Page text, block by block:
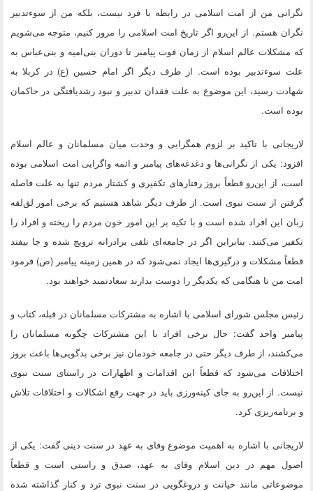
نگرانی من از امت اسلامی در رابطه با فرد نیست، بلکه من از سوءتدبیر
نگران هستم. از این‌رو اگر تاریخ امت اسلامی را مرور کنیم، متوجه می‌شویم
که مشکلات عالم اسلام از زمان فوت پیامبر تا دوران بنی‌امیه و بنی‌عباس به
علت سوءتدبیر بوده است. از طرف دیگر اگر امام حسین (ع) در کربلا به
شهادت رسید، این موضوع به علت فقدان تدبیر و نبود رشدیافتگی در حاکمان
بوده است.
لاریجانی با تاکید بر لزوم همگرایی و وحدت میان مسلمانان و عالم اسلام
افزود: یکی از نگرانی‌ها و دغدغه‌های پیامبر و ائمه واگرایی امت اسلامی بوده
است، از این‌رو قطعاً بروز رفتارهای تکفیری و کشتار مردم تنها به علت فاصله
گرفتن از سنت نبوی است. از طرف دیگر شاهد هستیم که برخی امور لق‌لقه
زبان این افراد شده است و با تکیه بر این امور خون مردم را ریخته و افراد را
تکفیر می‌کنند. بنابراین اگر در جامعه‌ای تلقی برادرانه ترویج شده و جا بیفتد
قطعاً مشکلات و درگیری‌ها ایجاد نمی‌شود که در همین زمینه پیامبر (ص) فرمود
امت من تا هنگامی که یکدیگر را دوست بدارند سعادتمند خواهند بود.
رئیس مجلس شورای اسلامی با اشاره به مشترکات مسلمانان در قبله، کتاب و
پیامبر واحد گفت: حال برخی افراد با این مشترکات چگونه مسلمانان را
می‌کشند، از طرف دیگر حتی در جامعه خودمان نیز برخی بدگویی‌ها باعث بروز
اختلافات می‌شود که قطعاً این اقدامات و اظهارات در راستای سنت نبوی
نیست. از این‌رو به جای کینه‌ورزی باید در جهت رفع اشکالات و اختلاقات تلاش
و برنامه‌ریزی کرد.
لاریجانی با اشاره به اهمیت موضوع وفای به عهد در سنت دینی گفت: یکی از
اصول مهم در دین اسلام وفای به عهد، صدق و راستی است و قطعاً
موضوعاتی مانند خیانت و دروغگویی در سنت نبوی ترد و کنار گذاشته شده